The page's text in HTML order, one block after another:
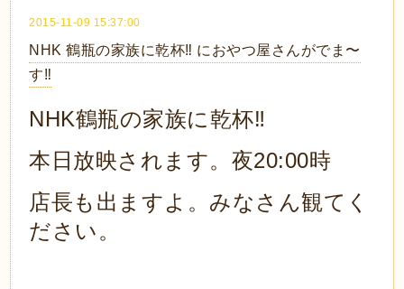
2015-11-09 15:37:00
NHK 鶴瓶の家族に乾杯‼︎ におやつ屋さんがでま〜
す‼️
NHK鶴瓶の家族に乾杯‼︎
本日放映されます。夜20:00時
店長も出ますよ。みなさん観てく
ださい。